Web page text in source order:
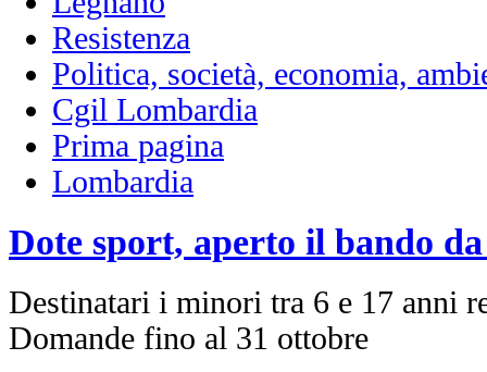
Resistenza
Politica, società, economia,
Cgil Lombardia
Prima pagina
Lombardia
Dote sport, aperto il bando
Destinatari i minori tra 6 e 17 anni
Domande fino al 31 ottobre